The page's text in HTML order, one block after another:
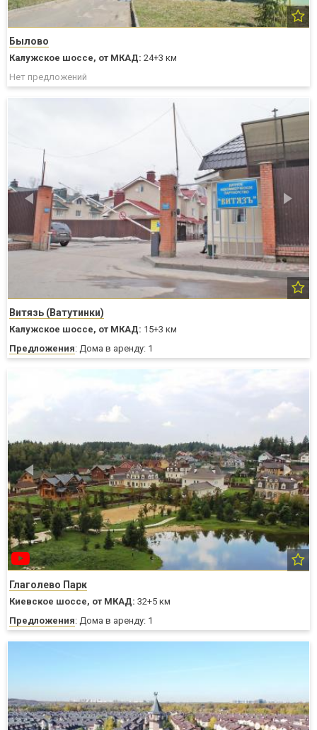
Былово
Калужское шоссе, от МКАД: 24+3 км
Нет предложений
Витязь (Ватутинки)
Калужское шоссе, от МКАД: 15+3 км
Предложения: Дома в аренду: 1
Глаголево Парк
Киевское шоссе, от МКАД: 32+5 км
Предложения: Дома в аренду: 1